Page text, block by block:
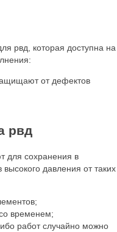
рвд, которая доступна на
от дефектов
рвд
для сохранения в
давления от таких
временем;
работ случайно можно